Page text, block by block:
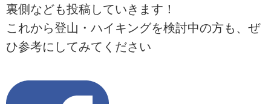
裏側なども投稿していきます！
これから登山・ハイキングを検討中の方も、ぜ
ひ参考にしてみてください